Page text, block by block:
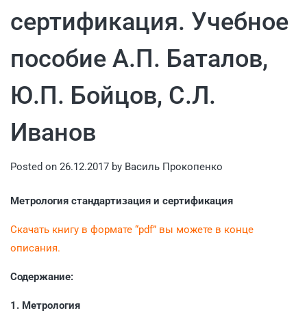
сертификация. Учебное
пособие А.П. Баталов,
Ю.П. Бойцов, С.Л.
Иванов
Posted on 26.12.2017 by Василь Прокопенко
Метрология стандартизация и сертификация
Скачать книгу в формате “pdf” вы можете в конце
описания.
Содержание:
1. Метрология